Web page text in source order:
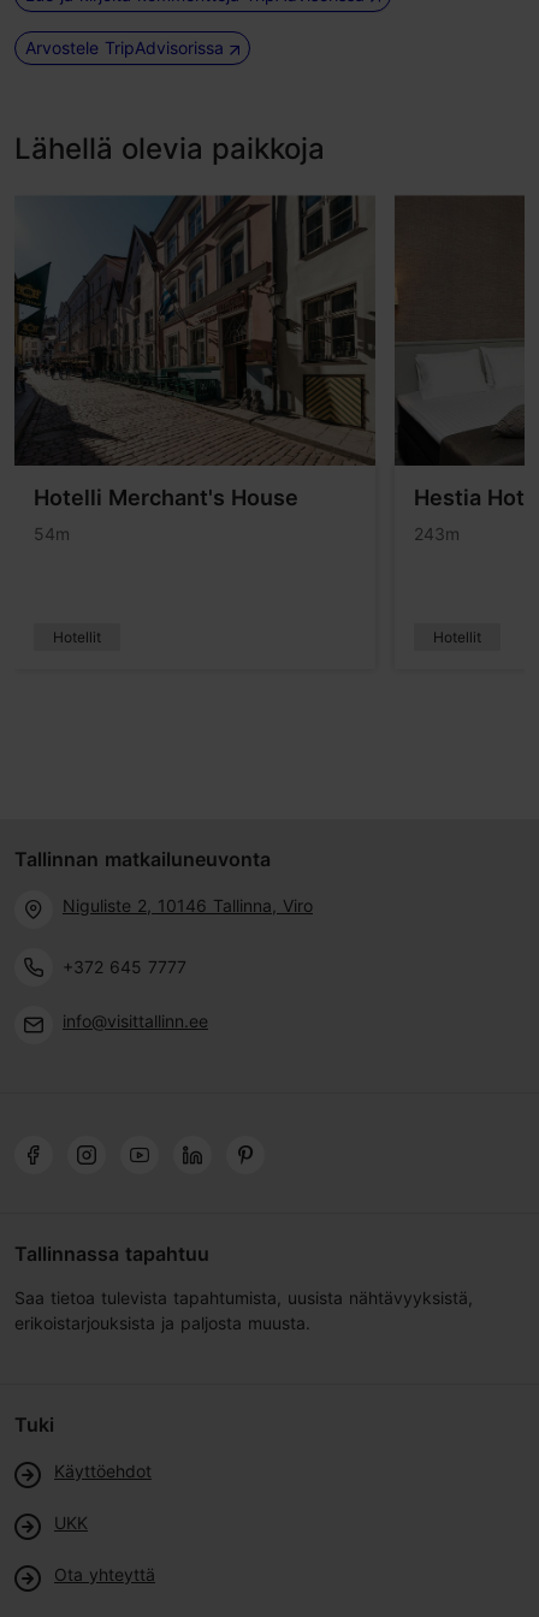
Arvostele TripAdvisorissa
Lähellä olevia paikkoja
Hotelli Merchant's House
54m
Hotellit
Hestia
243m
Hotellit
Tallinnan matkailuneuvonta
Niguliste 2, 10146 Tallinna, Viro
+372 645 7777
info@visittallinn.ee
Tallinnassa tapahtuu
Saa tietoa tulevista tapahtumista, uusista nähtävyyksistä,
erikoistarjouksista ja paljosta muusta.
Tuki
Käyttöehdot
UKK
Ota yhteyttä